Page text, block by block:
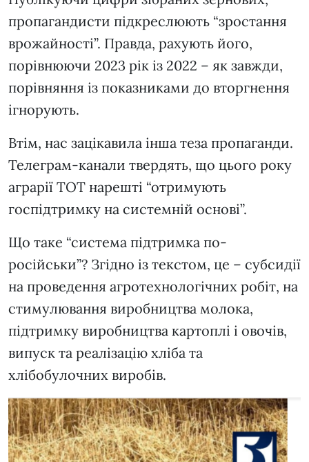
пропагандисти підкреслюють “зростання
врожайності”. Правда, рахують його,
порівнюючи 2023 рік із 2022 – як завжди,
порівняння із показниками до вторгнення
ігнорують.
Втім, нас зацікавила інша теза пропаганди.
Телеграм-канали твердять, що цього року
аграрії ТОТ нарешті “отримують
госпідтримку на системній основі”.
Що таке “система підтримка по-
російськи”? Згідно із текстом, це – субсидії
на проведення агротехнологічних робіт, на
стимулювання виробництва молока,
підтримку виробництва картоплі і овочів,
випуск та реалізацію хліба та
хлібобулочних виробів.